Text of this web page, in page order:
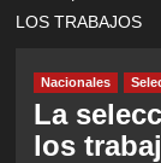
LOS TRABAJOS
Nacionales
La
los